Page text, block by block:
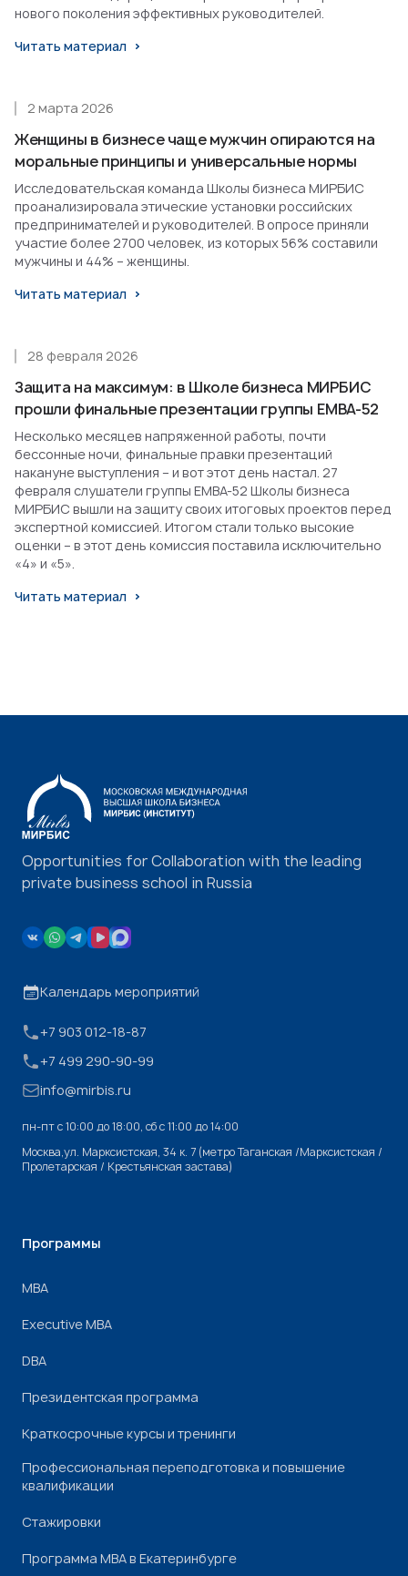
нового поколения эффективных руководителей.
Читать материал
Женщины в бизнесе чаще мужчин опираются на
моральные принципы и универсальные нормы
2 марта 2026
Исследовательская команда Школы бизнеса МИРБИС
проанализировала этические установки российских
предпринимателей и руководителей. В опросе приняли
участие более 2700 человек, из которых 56% составили
мужчины и 44% – женщины.
Читать материал
Защита на максимум: в Школе бизнеса МИРБИС
прошли финальные презентации группы EMBA-52
28 февраля 2026
Несколько месяцев напряженной работы, почти
бессонные ночи, финальные правки презентаций
накануне выступления – и вот этот день настал. 27
февраля слушатели группы EMBA-52 Школы бизнеса
МИРБИС вышли на защиту своих итоговых проектов перед
экспертной комиссией. Итогом стали только высокие
оценки – в этот день комиссия поставила исключительно
«4» и «5».
Читать материал
Opportunities for Collaboration with the leading
private business school in Russia
Календарь мероприятий
+7 903 012-18-87
+7 499 290-90-99
info@mirbis.ru
пн-пт с 10:00 до 18:00, cб с 11:00 до 14:00
Москва,ул. Марксистская, 34 к. 7 (метро Таганская /Марксистская /
Пролетарская / Крестьянская застава)
Программы
МВА
Executive MBA
DBA
Президентская программа
Краткосрочные курсы и тренинги
Профессиональная переподготовка и повышение
квалификации
Стажировки
Программа МВА в Екатеринбурге